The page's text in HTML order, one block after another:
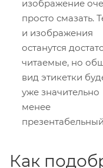
изображение
просто смазать.
и изображения
останутся
читаемые, но
вид этикетки
уже значительно
менее
Как